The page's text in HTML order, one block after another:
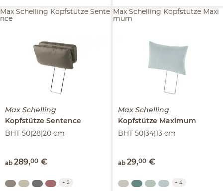
Max Schelling
Kopfstütze Sentence
BHT 50|28|20 cm
ab 289,00 €
Max Schelling Kopfstütze Sente
nce
+ 2
Max Schelling
Kopfstütze Maximum
BHT 50|34|13 cm
ab 29,00 €
Max Schelling Kopfstütze Maxi
mum
+ 4